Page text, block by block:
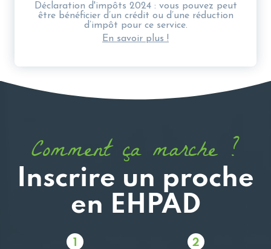
Déclaration d'impôts 2024 : vous pouvez peut
être bénéficier d’un crédit ou d’une réduction
d’impôt pour ce service.
En savoir plus !
Comment ça marche ?
Inscrire un proche
en EHPAD
1 2